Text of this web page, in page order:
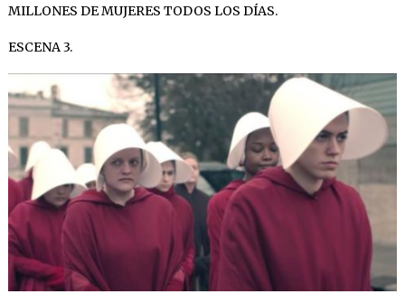
MILLONES DE MUJERES TODOS LOS DÍAS.
ESCENA 3.